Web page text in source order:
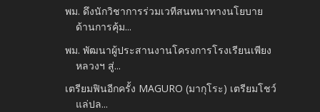
พม. ดึงนักวิชาการร่วมเวทีสนทนาทางนโยบาย
ด้านการคุ้ม...
พม. พัฒนาผู้ประสานงานโครงการโรงเรียนเพียง
หลวงฯ สู่...
เตรียมฟินอีกครั้ง MAGURO (มากุโระ) เตรียมโชว์
แล่ปล...